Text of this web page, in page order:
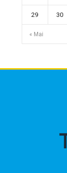
« Mai
29 30